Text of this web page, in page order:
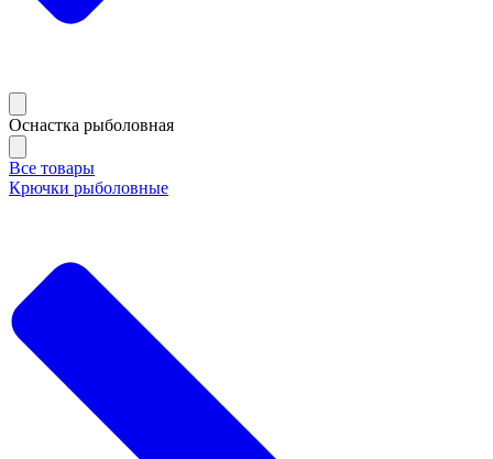
Оснастка рыболовная
Все товары
Крючки рыболовные